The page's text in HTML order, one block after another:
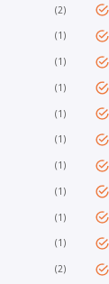
2
1
1
1
1
1
1
1
1
1
2